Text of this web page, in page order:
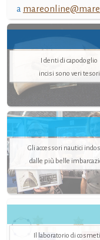
a
I denti di capodoglio
incisi sono veri tesori
Gli accessori nautici
dalle più belle
Il laboratorio di